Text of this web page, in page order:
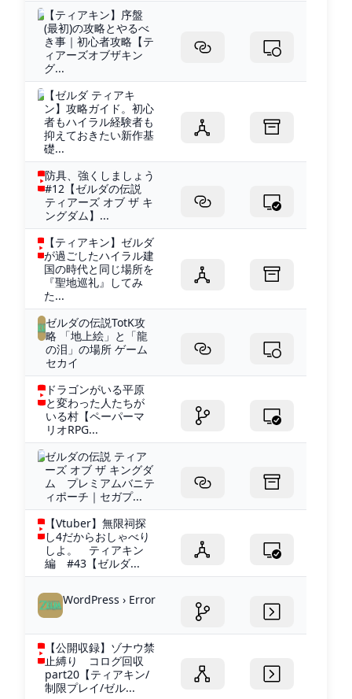
【ティアキン】序盤
(最初)の攻略とやるべ
き事｜初心者攻略【テ
ィアーズオブザキン
グ...
【ゼルダ ティアキ
ン】攻略ガイド。初心
者もハイラル経験者も
抑えておきたい新作基
礎...
防具、強くしましょう
#12【ゼルダの伝説
ティアーズ オブ ザ キ
ングダム】...
【ティアキン】ゼルダ
が過ごしたハイラル建
国の時代と同じ場所を
『聖地巡礼』してみ
た...
ゼルダの伝説TotK攻
略 「地上絵」と「龍
の泪」の場所 ゲーム
セカイ
ドラゴンがいる平原
と変わった人たちが
いる村【ペーパーマ
リオRPG...
ゼルダの伝説 ティア
ーズ オブ ザ キングダ
ム プレミアムバニテ
ィポーチ｜セガプ...
【Vtuber】無限祠探
し4だからおしゃべり
しよ。 ティアキン
編 #43【ゼルダ...
WordPress › Error
【公開収録】ゾナウ禁
止縛り コログ回収
part20【ティアキン/
制限プレイ/ゼル...